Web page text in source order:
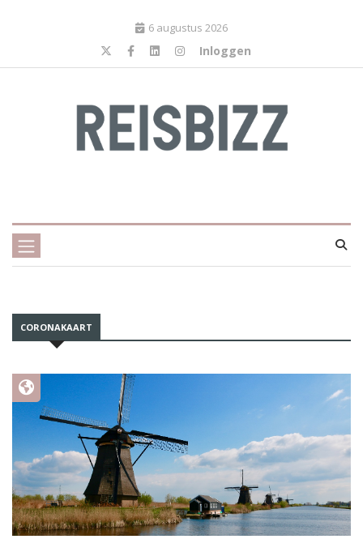
6 augustus 2026
Inloggen
CORONAKAART